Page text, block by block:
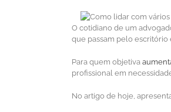
O cotidiano de um
que passam pelo escritório
Para quem objetiva
profissional em
No artigo de hoje,